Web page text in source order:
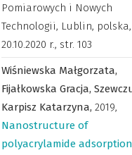
Pomiarowych i Nowych
Technologii, Lublin, polska,
20.10.2020 r., str. 103
Wiśniewska Małgorzata,
Fijałkowska Gracja,
Karpisz Katarzyna, 2019,
Nanostructure of
polyacrylamide adsorption